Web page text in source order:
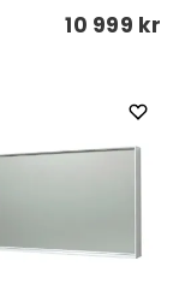
10 999 kr